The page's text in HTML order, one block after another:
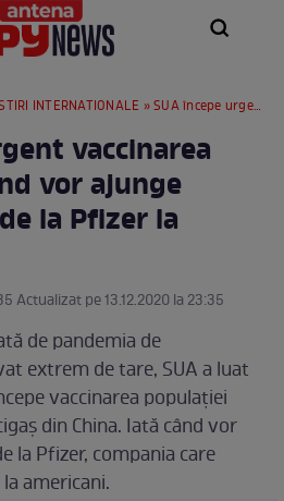
INTERNATIONALE » SUA începe urgent vaccinarea populației. Când vor ajunge primele doze de la Pfizer la americani
vaccinarea
vor ajunge
la Pfizer la
Actualizat pe 13.12.2020 la 23:35
de pandemia de
extrem de tare, SUA a luat
vaccinarea populației
din China. Iată când vor
la Pfizer, compania care
americani.